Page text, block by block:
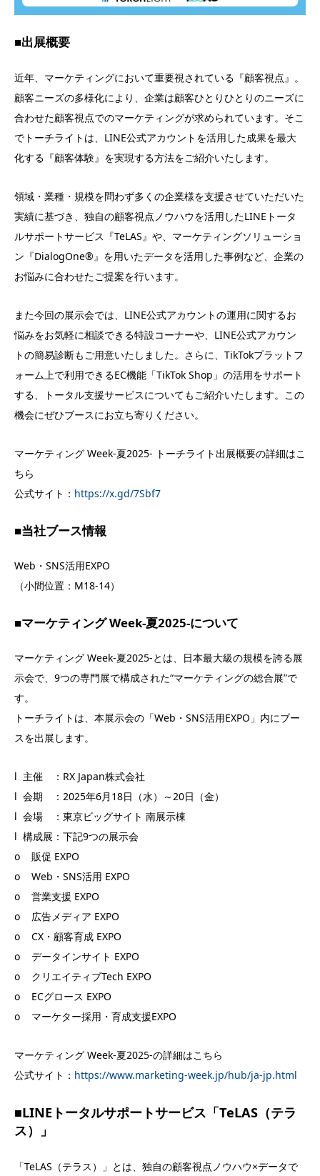
■出展概要
近年、マーケティングにおいて重要視されている『顧客視点』。
顧客ニーズの多様化により、企業は顧客ひとりひとりのニーズに
合わせた顧客視点でのマーケティングが求められています。そこ
でトーチライトは、LINE公式アカウントを活用した成果を最大
化する『顧客体験』を実現する方法をご紹介いたします。
領域・業種・規模を問わず多くの企業様を支援させていただいた
実績に基づき、独自の顧客視点ノウハウを活用したLINEトータ
ルサポートサービス『TeLAS』や、マーケティングソリューショ
ン『DialogOne®』を用いたデータを活用した事例など、企業の
お悩みに合わせたご提案を行います。
また今回の展示会では、LINE公式アカウントの運用に関するお
悩みをお気軽に相談できる特設コーナーや、LINE公式アカウン
トの簡易診断もご用意いたしました。さらに、TikTokプラットフ
ォーム上で利用できるEC機能「TikTok Shop」の活用をサポート
する、トータル支援サービスについてもご紹介いたします。この
機会にぜひブースにお立ち寄りください。
マーケティング Week-夏2025- トーチライト出展概要の詳細はこ
ちら
公式サイト： https://x.gd/7Sbf7
■当社ブース情報
Web・SNS活用EXPO
（小間位置：M18-14）
■マーケティング Week-夏2025-について
マーケティング Week-夏2025-とは、日本最大級の規模を誇る展
示会で、9つの専門展で構成された“マーケティングの総合展”で
す。
トーチライトは、本展示会の「Web・SNS活用EXPO」内にブー
スを出展します。
l 主催 ：RX Japan株式会社
l 会期 ：2025年6月18日（水）～20日（金）
l 会場 ：東京ビッグサイト 南展示棟
l 構成展：下記9つの展示会
o 販促 EXPO
o Web・SNS活用 EXPO
o 営業支援 EXPO
o 広告メディア EXPO
o CX・顧客育成 EXPO
o データインサイト EXPO
o クリエイティブTech EXPO
o ECグロース EXPO
o マーケター採用・育成支援EXPO
マーケティング Week-夏2025-の詳細はこちら
公式サイト： https://www.marketing-week.jp/hub/ja-jp.html
■LINEトータルサポートサービス「TeLAS（テラ
ス）」
「TeLAS（テラス）」とは、独自の顧客視点ノウハウ×データで